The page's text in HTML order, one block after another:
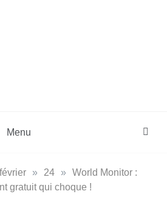
Menu
février » 24 » World Monitor :
gratuit qui choque !